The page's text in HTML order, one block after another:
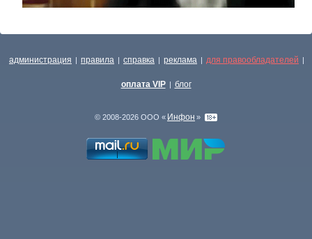
администрация | правила | справка | реклама | для правообладателей |
оплата VIP | блог
© 2008-2026 ООО « Инфон »